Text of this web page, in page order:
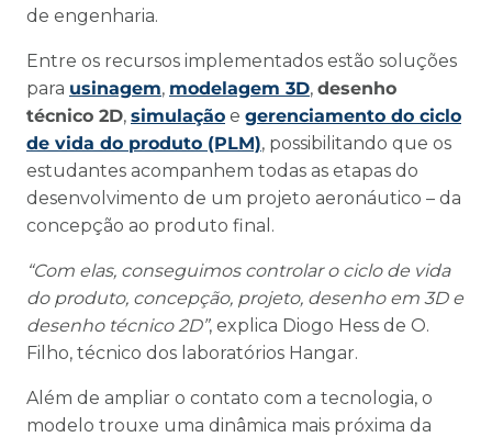
de engenharia.
Entre os recursos implementados estão soluções
para usinagem, modelagem 3D, desenho
técnico 2D, simulação e gerenciamento do ciclo
de vida do produto (PLM), possibilitando que os
estudantes acompanhem todas as etapas do
desenvolvimento de um projeto aeronáutico – da
concepção ao produto final.
“Com elas, conseguimos controlar o ciclo de vida
do produto, concepção, projeto, desenho em 3D e
desenho técnico 2D”, explica Diogo Hess de O.
Filho, técnico dos laboratórios Hangar.
Além de ampliar o contato com a tecnologia, o
modelo trouxe uma dinâmica mais próxima da